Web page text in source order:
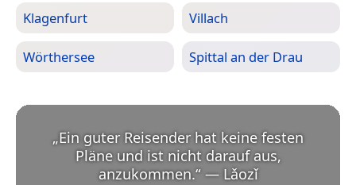
Klagenfurt Villach
Wörthersee Spittal an der Drau
„Ein guter Reisender hat keine festen
Pläne und ist nicht darauf aus,
anzukommen.“ — Lǎozǐ